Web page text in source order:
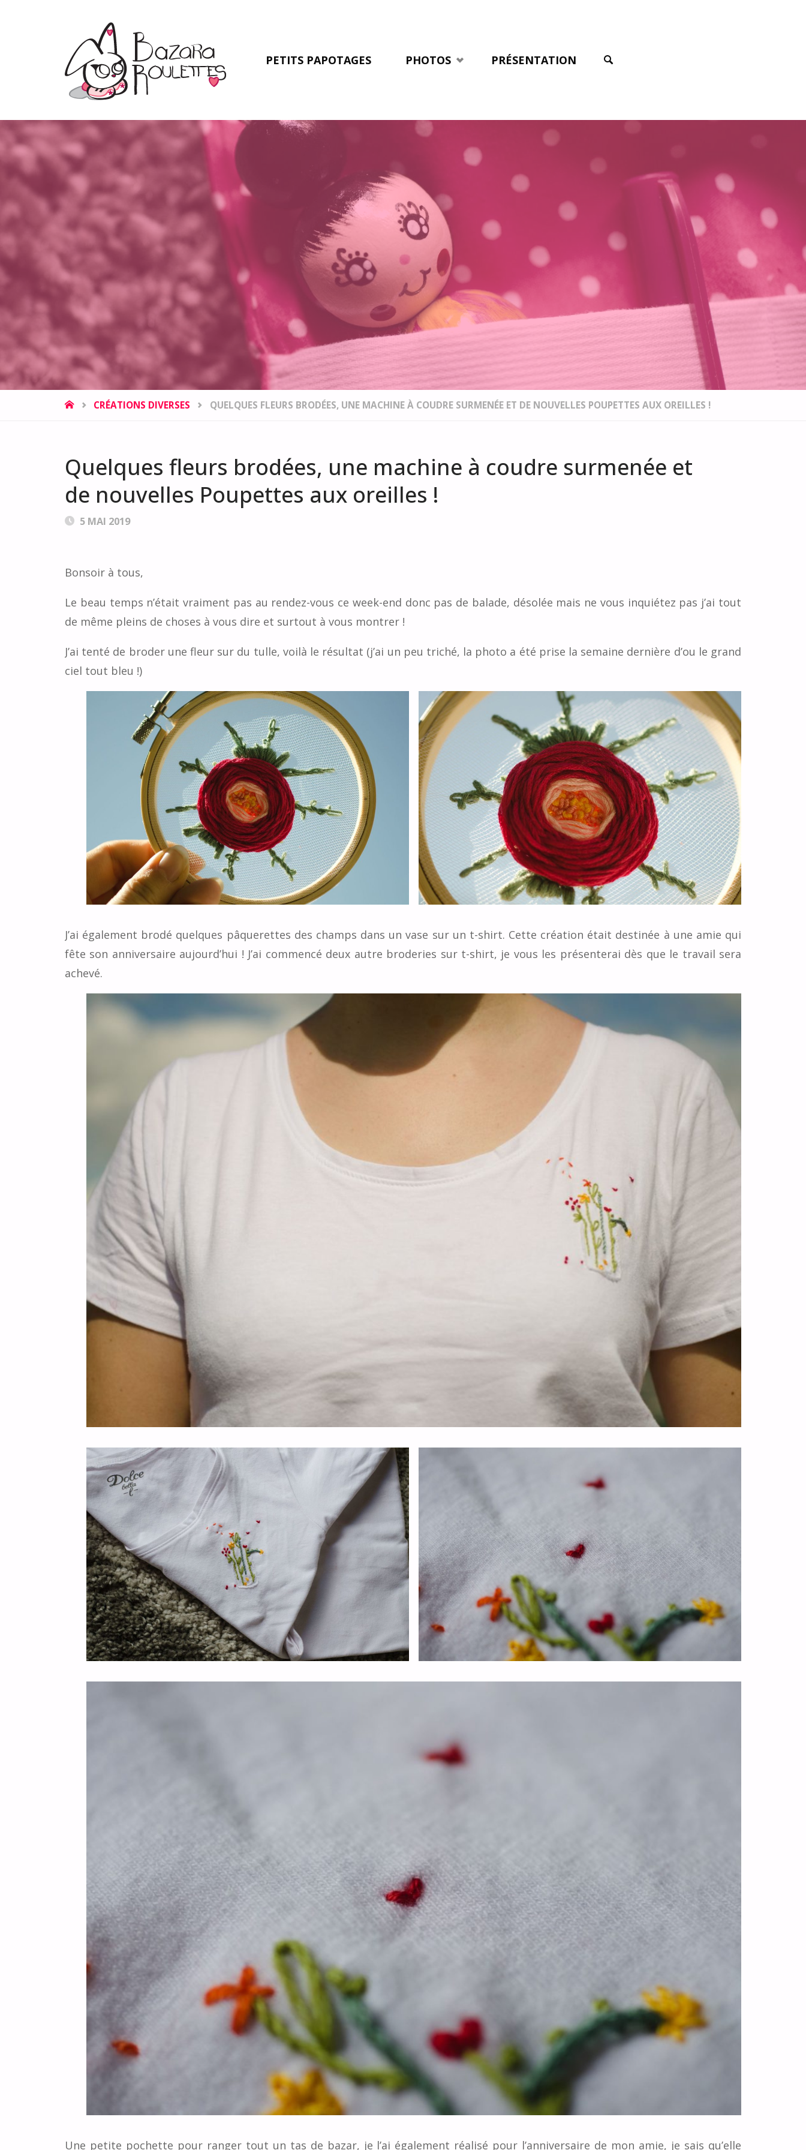
to
PETITS PAPOTAGES PHOTOS PRÉSENTATION
SEARCH
HOMECRÉATIONS DIVERSES QUELQUES FLEURS BRODÉES, UNE MACHINE À COUDRE SURMENÉE ET DE NOUVELLES POUPETTES AUX OREILLES !
Quelques fleurs brodées, une machine à coudre surmenée et
de nouvelles Poupettes aux oreilles !
5 MAI 2019
Bonsoir à tous,
Le beau temps n’était vraiment pas au rendez-vous ce week-end donc pas de balade, désolée mais ne vous inquiétez pas j’ai tout
de même pleins de choses à vous dire et surtout à vous montrer !
J’ai tenté de broder une fleur sur du tulle, voilà le résultat (j’ai un peu triché, la photo a été prise la semaine dernière d’ou le grand
ciel tout bleu !)
J’ai également brodé quelques pâquerettes des champs dans un vase sur un t-shirt. Cette création était destinée à une amie qui
fête son anniversaire aujourd’hui ! J’ai commencé deux autre broderies sur t-shirt, je vous les présenterai dès que le travail sera
achevé.
Une petite pochette pour ranger tout un tas de bazar, je l’ai également réalisé pour l’anniversaire de mon amie, je sais qu’elle